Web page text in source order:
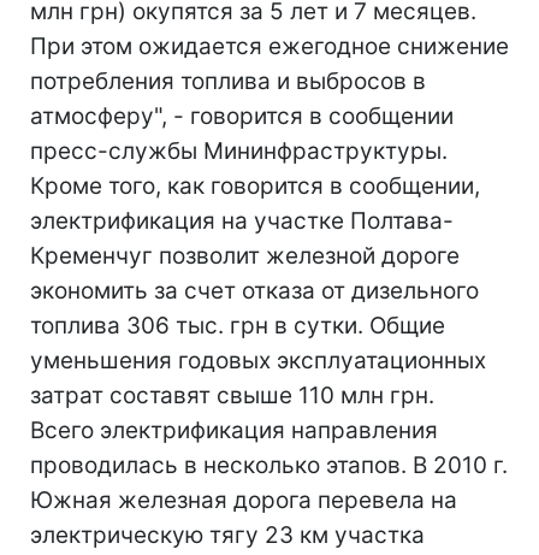
млн грн) окупятся за 5 лет и 7 месяцев.
При этом ожидается ежегодное снижение
потребления топлива и выбросов в
атмосферу", - говорится в сообщении
пресс-службы Мининфраструктуры.
Кроме того, как говорится в сообщении,
электрификация на участке Полтава-
Кременчуг позволит железной дороге
экономить за счет отказа от дизельного
топлива 306 тыс. грн в сутки. Общие
уменьшения годовых эксплуатационных
затрат составят свыше 110 млн грн.
Всего электрификация направления
проводилась в несколько этапов. В 2010 г.
Южная железная дорога перевела на
электрическую тягу 23 км участка